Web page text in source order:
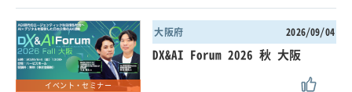
イベント・セミナー
大阪府 2026/09/04
DX&AI Forum 2026 秋 大阪